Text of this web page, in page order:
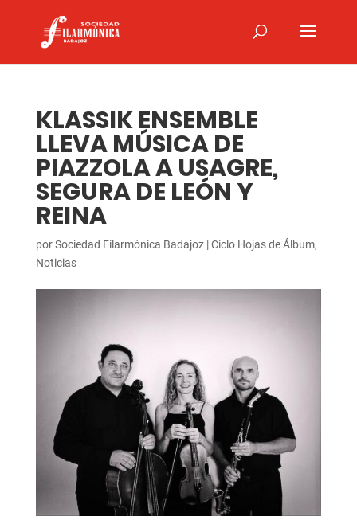
KLASSIK ENSEMBLE
LLEVA MÚSICA DE
PIAZZOLA A USAGRE,
SEGURA DE LEÓN Y
REINA
porSociedad Filarmónica Badajoz|Ciclo Hojas de Álbum,
Noticias